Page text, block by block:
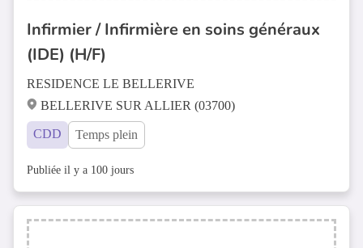
Infirmier / Infirmière en soins généraux
(IDE) (H/F)
RESIDENCE LE BELLERIVE
BELLERIVE SUR ALLIER (03700)
CDD Temps plein
Publiée il y a 100 jours